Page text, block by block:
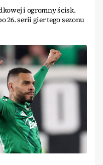
i ogromny ścisk.
26. serii gier tego sezonu